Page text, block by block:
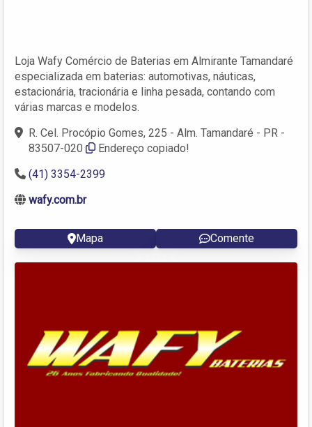
Loja Wafy Comércio de Baterias em Almirante Tamandaré
especializada em baterias: automotivas, náuticas,
estacionária, tracionária e linha pesada, contando com
várias marcas e modelos.
R. Cel. Procópio Gomes, 225 - Alm. Tamandaré - PR -
83507-020
Endereço copiado!
(41) 3354-2399
wafy.com.br
Mapa Comente